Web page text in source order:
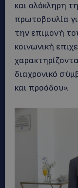
και ολόκληρη
πρωτοβουλία
την επιμονή
κοινωνική
διαχρονικό
και προόδου».